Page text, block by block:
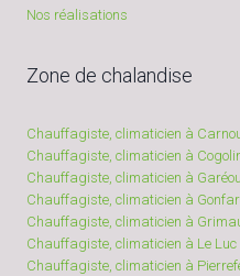
Nos réalisations
Zone de chalandise
Chauffagiste, climaticien à
Chauffagiste, climaticien à
Chauffagiste, climaticien à
Chauffagiste, climaticien à
Chauffagiste, climaticien à
Chauffagiste, climaticien à Le Luc
Chauffagiste, climaticien à